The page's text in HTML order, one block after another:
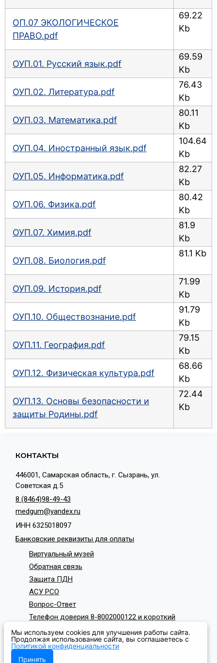
ОП.07 ЭКОЛОГИЧЕСКОЕ
ПРАВО.pdf
69.22
Kb
ОУП.01. Русский язык.pdf
69.59
Kb
ОУП.02. Литература.pdf
76.43
Kb
ОУП.03. Математика.pdf
80.11
Kb
ОУП.04. Иностранный язык.pdf
104.64
Kb
ОУП.05. Информатика.pdf
82.27
Kb
ОУП.06. Физика.pdf
80.42
Kb
ОУП.07. Химия.pdf
81.9
Kb
ОУП.08. Биология.pdf
81.1 Kb
ОУП.09. История.pdf
71.99
Kb
ОУП.10. Обществознание.pdf
91.79
Kb
ОУП.11. География.pdf
79.15
Kb
ОУП.12. Физическая культура.pdf
68.66
Kb
ОУП.13. Основы безопасности и
защиты Родины.pdf
72.44
Kb
КОНТАКТЫ
446001, Самарская область, г. Сызрань, ул.
Советская д.5
8 (8464)98-49-43
medgum@yandex.ru
ИНН 6325018097
Банковские реквизиты для оплаты
Виртуальный музей
Обратная связь
Защита ПДН
АСУ РСО
Вопрос-Ответ
Телефон доверия 8-8002000122 и короткий
СОЦИАЛЬНЫЕ СЕТИ
Мы используем cookies для улучшения работы сайта.
Продолжая использование сайта, вы соглашаетесь с
Политикой конфиденциальности
Принять